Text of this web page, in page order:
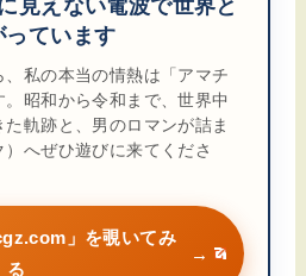
見えない電波で世界と
っています
私の本当の情熱は「アマチ
昭和から令和まで、世界中
軌跡と、男のロマンが詰ま
へぜひ遊びに来てくださ
」を覗いてみ
る
→